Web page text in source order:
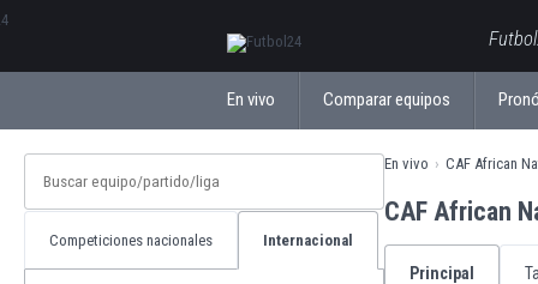
En vivo Comparar equipos
Competiciones nacionales Internacional
En vivo CAF African
CAF African
Principal